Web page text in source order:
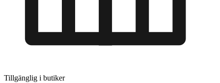
Tillgänglig i butiker